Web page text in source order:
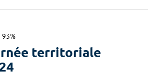
93%
territoriale